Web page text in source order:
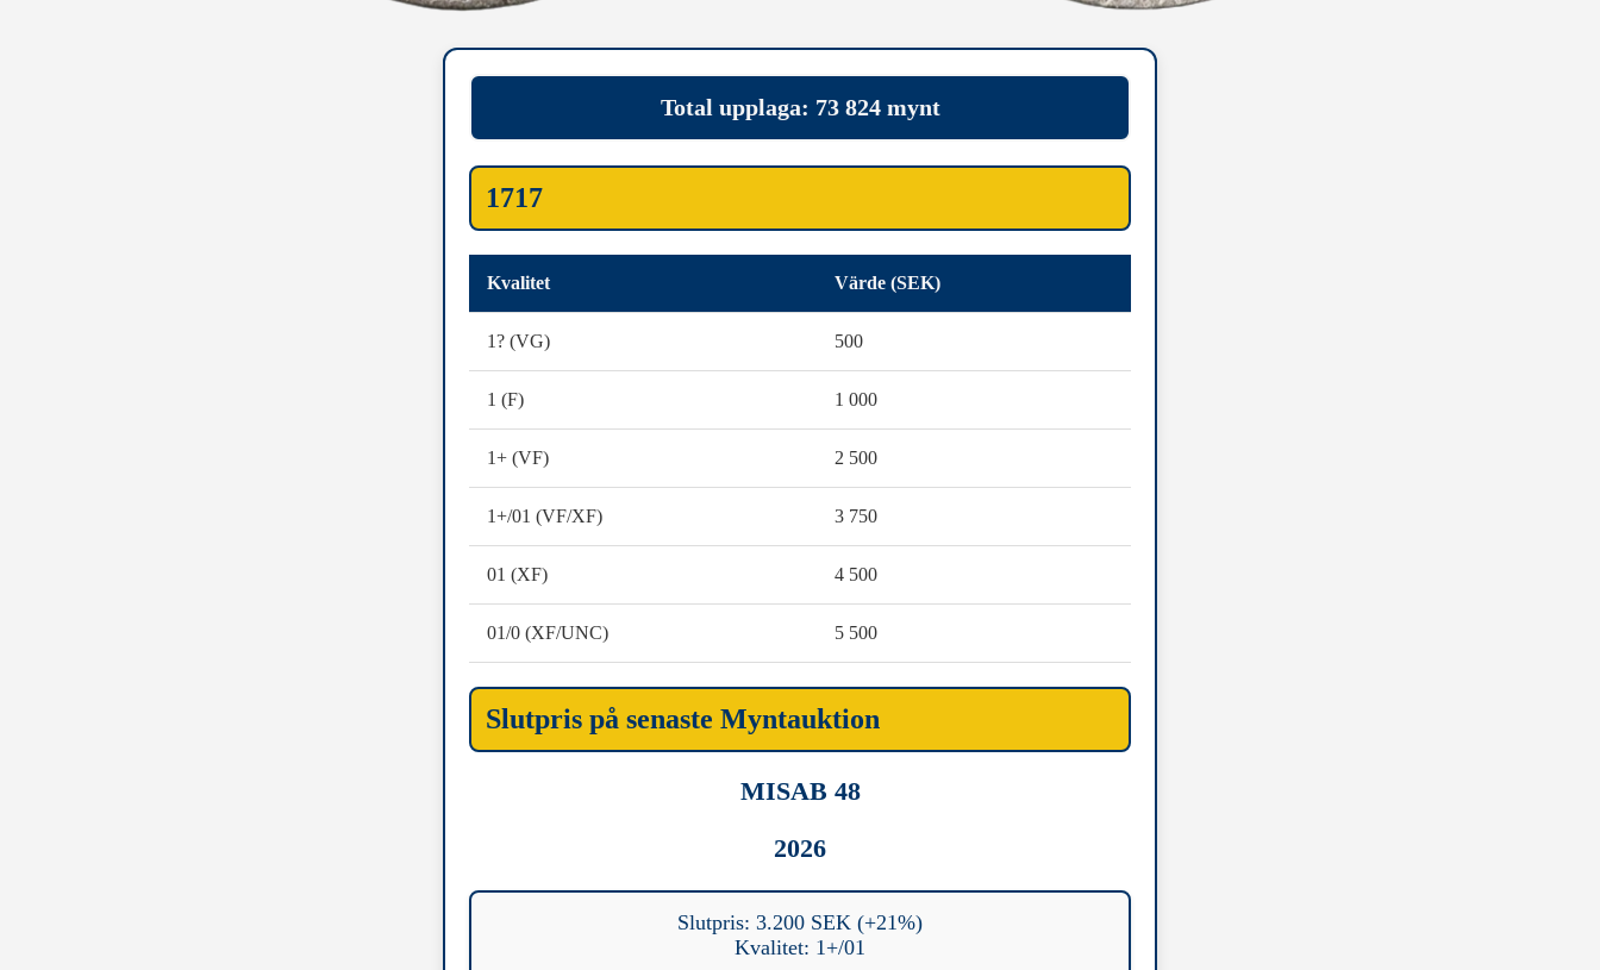
Total upplaga: 73 824 mynt
1717
Kvalitet Värde (SEK)
1? (VG) 500
1 (F) 1 000
1+ (VF) 2 500
1+/01 (VF/XF) 3 750
01 (XF) 4 500
01/0 (XF/UNC) 5 500
Slutpris på senaste Myntauktion
MISAB 48
2026
Slutpris: 3.200 SEK (+21%)
Kvalitet: 1+/01